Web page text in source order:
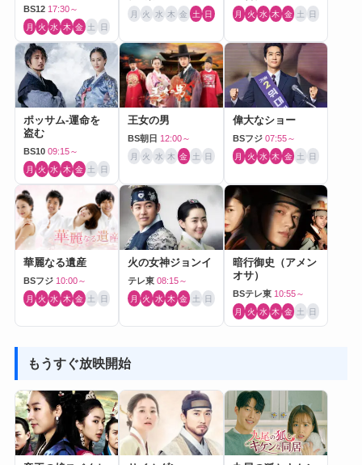
BS12 17:30～
月 火 水 木 金 土 日
月 火 水 木 金 土 日 月 火 水 木 金 土 日
ポッサム-運命を
盗む
BS10 09:15～
月 火 水 木 金 土 日
王女の男
BS朝日 12:00～
月 火 水 木 金 土 日
偉大なショー
BSフジ 07:55～
月 火 水 木 金 土 日
華麗なる遺産
BSフジ 10:00～
月 火 水 木 金 土 日
火の女神ジョンイ
テレ東 08:15～
月 火 水 木 金 土 日
暗行御史（アメン
オサ）
BSテレ東 10:55～
月 火 水 木 金 土 日
もうすぐ放映開始